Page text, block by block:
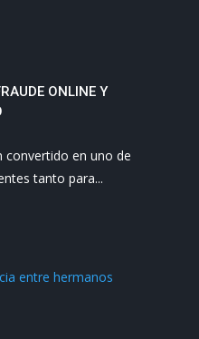
ONLINE Y
convertido en uno de
tanto para...